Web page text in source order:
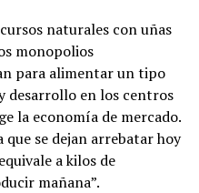
naturales con uñas
monopolios
para alimentar un tipo
desarrollo en los centros
la economía de mercado.
se dejan arrebatar hoy
a kilos de
mañana”.